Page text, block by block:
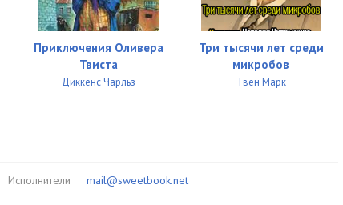
05:05
05:12
Приключения Оливера
Твиста
Диккенс Чарльз
Три тысячи лет среди
микробов
Твен Марк
Исполнители mail@sweetbook.net